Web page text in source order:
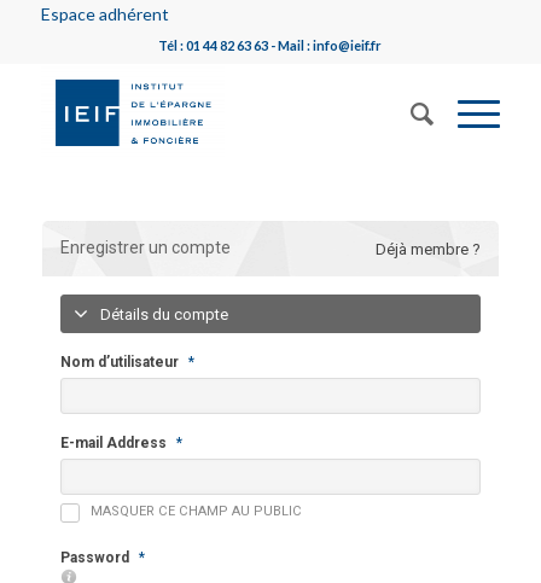
Espace adhérent
Tél : 01 44 82 63 63 - Mail : info@ieif.fr
Enregistrer un compte Déjà membre ?
Détails du compte
Nom d’utilisateur *
E-mail Address *
MASQUER CE CHAMP AU PUBLIC
Password *